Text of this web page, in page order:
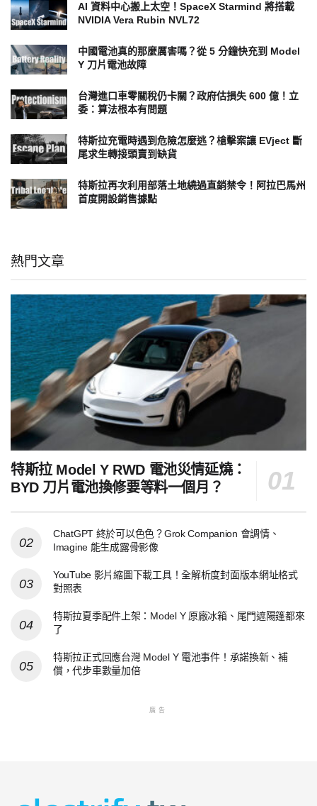
AI 資料中心搬上太空！SpaceX Starmind 將搭載
NVIDIA Vera Rubin NVL72
中國電池真的那麼厲害嗎？從 5 分鐘快充到 Model
Y 刀片電池故障
台灣進口車零關稅仍卡關？政府估損失 600 億！立
委：算法根本有問題
特斯拉充電時遇到危險怎麼逃？槍擊案讓 EVject 斷
尾求生轉接頭賣到缺貨
特斯拉再次利用部落土地繞過直銷禁令！阿拉巴馬州
首度開設銷售據點
熱門文章
特斯拉 Model Y RWD 電池災情延燒：
BYD 刀片電池換修要等料一個月？
ChatGPT 終於可以色色？Grok Companion 會調情、
Imagine 能生成露骨影像
YouTube 影片縮圖下載工具！全解析度封面版本網址格式
對照表
特斯拉夏季配件上架：Model Y 原廠冰箱、尾門遮陽篷都來
了
特斯拉正式回應台灣 Model Y 電池事件！承諾換新、補
償，代步車數量加倍
廣告